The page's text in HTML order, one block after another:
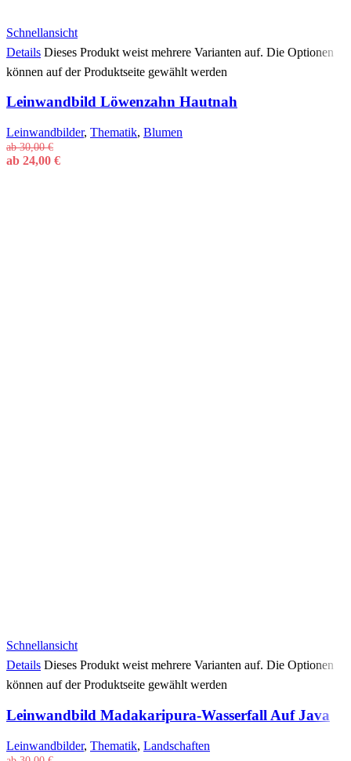
Schnellansicht
Details Dieses Produkt weist mehrere Varianten auf. Die Optionen
können auf der Produktseite gewählt werden
Leinwandbild Löwenzahn Hautnah
Leinwandbilder, Thematik, Blumen
ab30,00€
ab 24,00 €
Schnellansicht
Details Dieses Produkt weist mehrere Varianten auf. Die Optionen
können auf der Produktseite gewählt werden
Leinwandbild Madakaripura-Wasserfall Auf Java
Leinwandbilder, Thematik, Landschaften